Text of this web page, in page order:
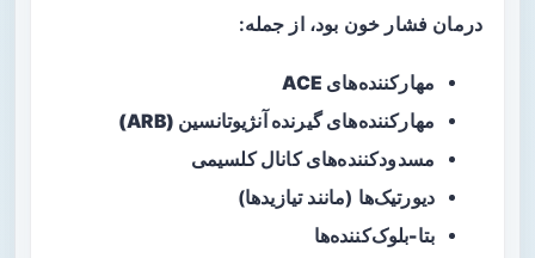
درمان فشار خون بود، از جمله:
مهارکننده‌های ACE
مهارکننده‌های گیرنده آنژیوتانسین (ARB)
مسدودکننده‌های کانال کلسیمی
دیورتیک‌ها (مانند تیازیدها)
بتا-بلوک‌کننده‌ها